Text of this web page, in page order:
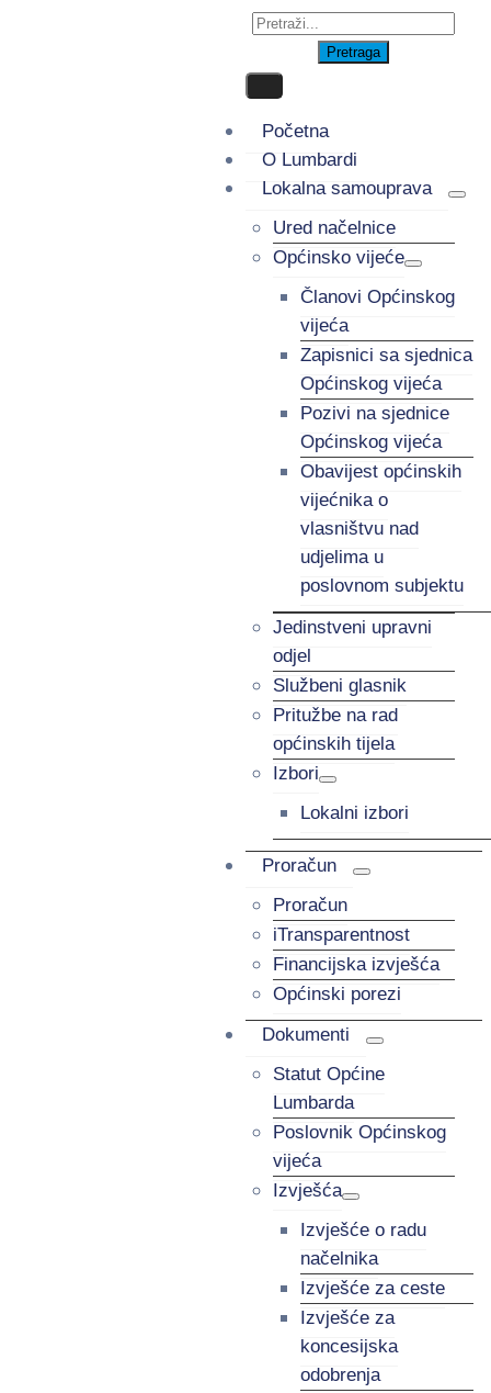
Početna
O Lumbardi
Lokalna samouprava
Ured načelnice
Općinsko vijeće
Članovi Općinskog
vijeća
Zapisnici sa sjednica
Općinskog vijeća
Pozivi na sjednice
Općinskog vijeća
Obavijest općinskih
vijećnika o
vlasništvu nad
udjelima u
poslovnom subjektu
Jedinstveni upravni
odjel
Službeni glasnik
Pritužbe na rad
općinskih tijela
Izbori
Lokalni izbori
Proračun
Proračun
iTransparentnost
Financijska izvješća
Općinski porezi
Dokumenti
Statut Općine
Lumbarda
Poslovnik Općinskog
vijeća
Izvješća
Izvješće o radu
načelnika
Izvješće za ceste
Izvješće za
koncesijska
odobrenja